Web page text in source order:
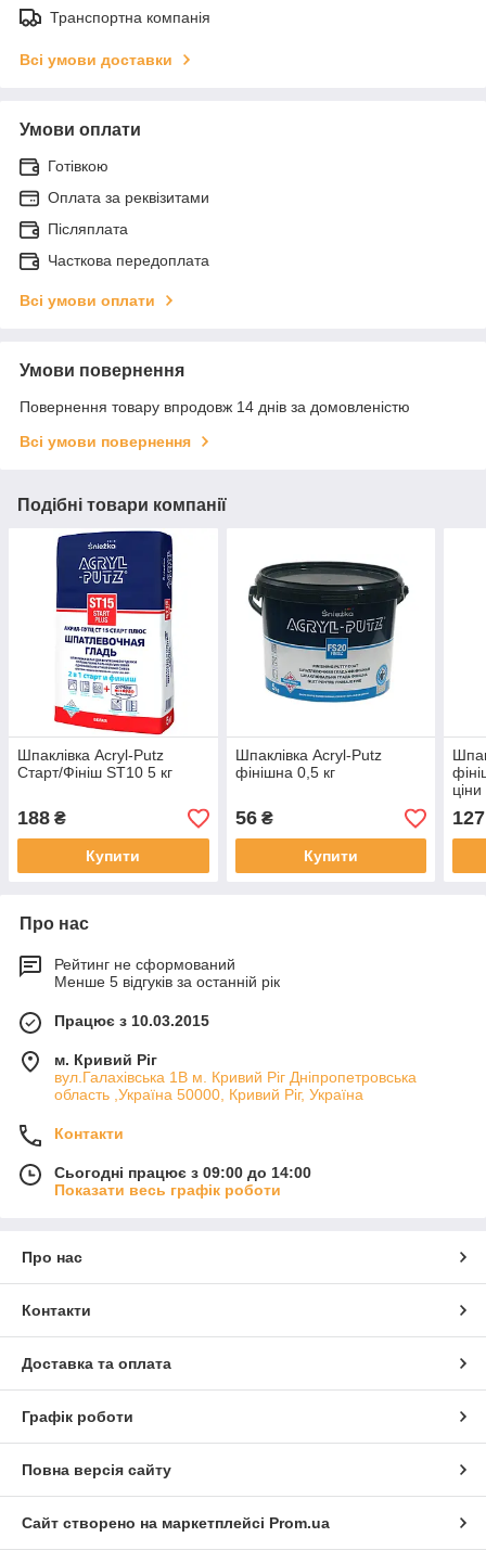
Транспортна компанія
Всі умови доставки
Умови оплати
Готівкою
Оплата за реквізитами
Післяплата
Часткова передоплата
Всі умови оплати
Умови повернення
Повернення товару впродовж 14 днів за домовленістю
Всі умови повернення
Подібні товари компанії
Шпаклівка Acryl-Putz
Старт/Фініш ST10 5 кг
188 ₴
Купити
Шпаклівка Acryl-Putz
фінішна 0,5 кг
56₴
Купити
127
Про нас
Рейтинг не сформований
Менше 5 відгуків за останній рік
Працює з 10.03.2015
м. Кривий Ріг
вул.Галахівська 1В м. Кривий Ріг Дніпропетровська
область ,Україна 50000, Кривий Ріг, Україна
Контакти
Сьогодні працює з 09:00 до 14:00
Показати весь графік роботи
Про нас
Контакти
Доставка та оплата
Графік роботи
Повна версія сайту
Сайт створено на маркетплейсі Prom.ua